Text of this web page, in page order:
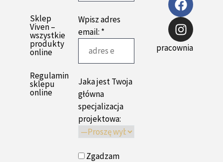
Sklep
Viven –
wszystkie
produkty
online
Regulamin
sklepu
online
Wpisz adres
email: *
Jaka jest Twoja
główna
specjalizacja
projektowa:
Zgadzam
pracownia